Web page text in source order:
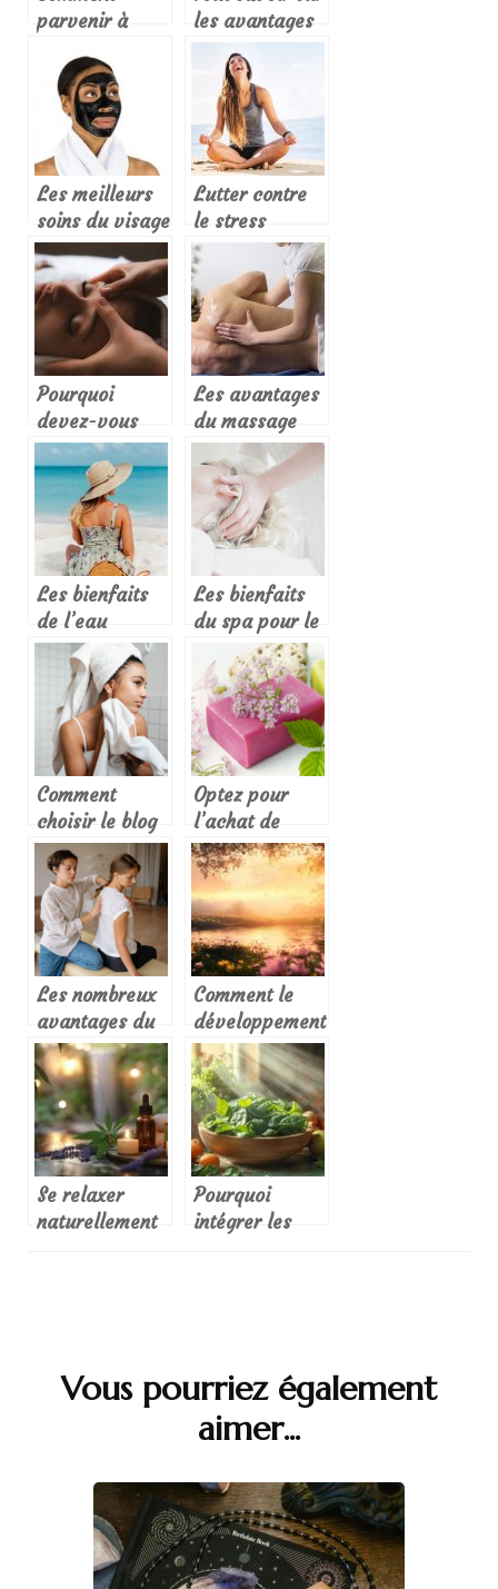
parvenir à
être en soi-
même?
les avantages
du shampoing
solide.
Les meilleurs
soins du visage
pour affronter
l’été
Lutter contre
le stress
naturellement
Pourquoi
devez-vous
absolument
visiter cet
institut de
beaute bio ?
Les avantages
du massage
pour le corps
Les bienfaits
de l’eau
thermale pour
votre
protection
solaire
Les bienfaits
du spa pour le
corps
Comment
choisir le blog
lifestyle
parfait pour
correspondre a
votre style de
vie
Optez pour
l’achat de
savon bio en
ligne : les
bonnes raisons
Les nombreux
avantages du
massage
Renata
Comment le
développement
personnel peut
transformer
votre vie au
quotidien
Se relaxer
naturellement
Pourquoi
intégrer les
Navigation
Vous pourriez également
aimer...